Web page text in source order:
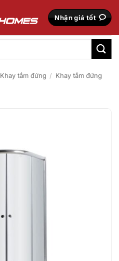
Nhận giá tốt
Khay tắm đứng / Khay tắm đứng